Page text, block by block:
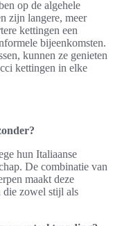
op de algehele
zijn langere, meer
kettingen een
bijeenkomsten.
kunnen ze genieten
kettingen in elke
hun Italiaanse
De combinatie van
maakt deze
die zowel stijl als